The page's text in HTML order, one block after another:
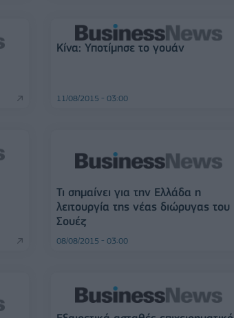
Κίνα: Υποτίμησε το γουάν
11/08/2015 - 03:00
Τι σημαίνει για την Ελλάδα η
λειτουργία της νέας διώρυγας του
Σουέζ
08/08/2015 - 03:00